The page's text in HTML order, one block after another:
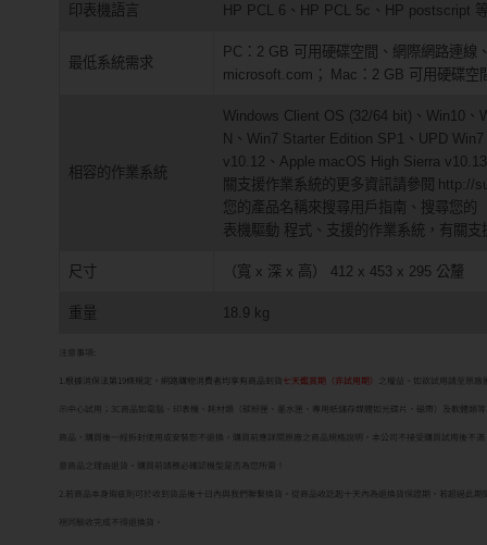
印表機語言 HP PCL 6、HP PCL 5c、HP postscript
最低系統需求
PC：2 GB 可用硬碟空間、網際網路連
microsoft.com；
Mac：2 GB 可用硬碟空
相容的作業系統
Windows Client OS (32/64 bit)、Win10
N、Win7 Starter Edition SP1、UPD Win7
v10.12、Apple macOS High Sierra
關支援作業系統的更多資訊請參閱
http://
您的產品名稱來搜尋用戶指南、搜尋您的
表機驅動 程式、支援的作業系統，有關
尺寸 （寬 x 深 x 高） 412 x 453 x 295 公釐
重量 18.9 kg
注意事項:
1.根據消保法第19條規定，網路購物消費者均享有商品到貨 七天鑑賞期（非試用期） 之權益。如欲試用請至原廠
示中心試用；3C商品如電腦、印表機、耗材類（碳粉匣、墨水匣、專用紙儲存媒體如光碟片、磁帶）及軟體類等
商品，購買後一經拆封使用或安裝恕不退換，購買前應詳閱原廠之商品規格說明，本公司不接受購買試用後不滿
意商品之理由退貨。購買前請務必確認機型是否為您所需！
2.若商品本身瑕疵則可於收到貨品後十日內與我們聯繫換貨。從商品收訖起十天內為退換貨保證期，若超過此期
視同驗收完成不得退換貨。